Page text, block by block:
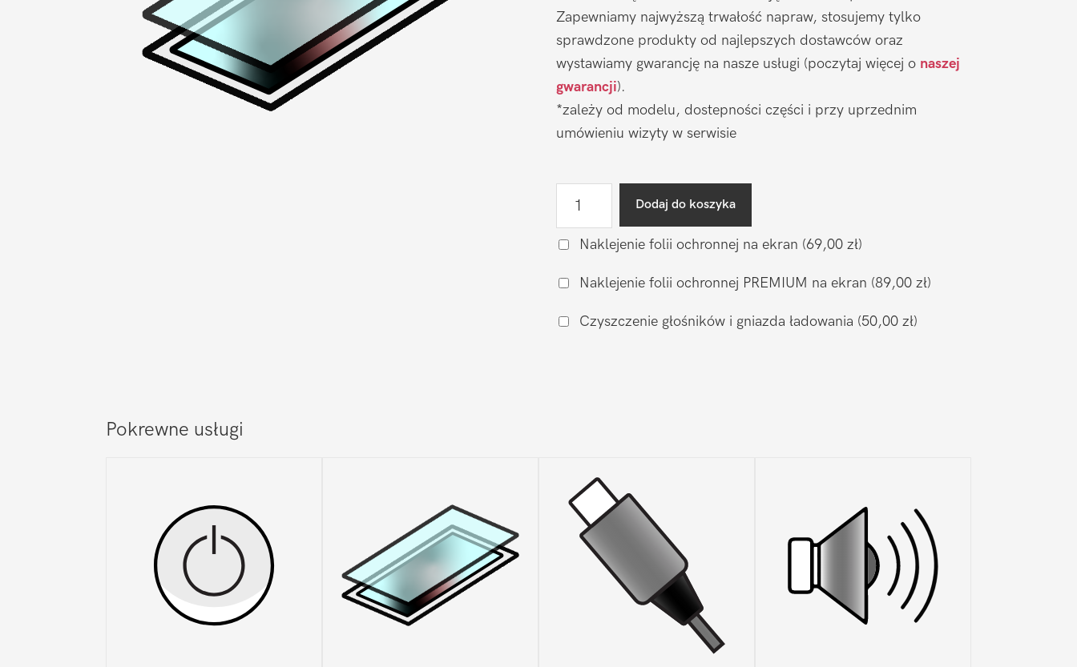
Zapewniamy najwyższą trwałość napraw, stosujemy tylko
sprawdzone produkty od najlepszych dostawców oraz
wystawiamy gwarancję na nasze usługi (poczytaj więcej o naszej
gwarancji).
*zależy od modelu, dostepności części i przy uprzednim
umówieniu wizyty w serwisie
wyświetlacza
zamiennik
Dodaj do koszyka
Naklejenie folii ochronnej na ekran (69,00 zł)
Naklejenie folii ochronnej PREMIUM na ekran (89,00 zł)
Czyszczenie głośników i gniazda ładowania (50,00 zł)
Pokrewne usługi